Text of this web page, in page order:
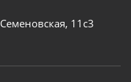
11с3